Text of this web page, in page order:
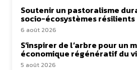
Soutenir un pastoralisme
socio-écosystèmes résilients
6 août 2026
S’inspirer de l’arbre pour un
économique régénératif du
5 août 2026